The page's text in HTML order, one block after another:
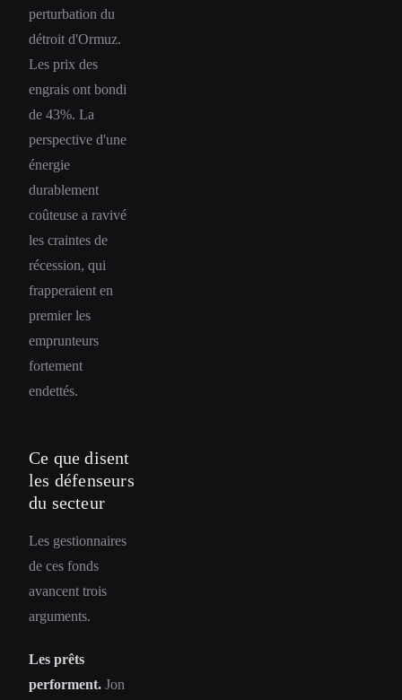
perturbation du
détroit d'Ormuz.
Les prix des
engrais ont bondi
de 43%. La
perspective d'une
énergie
durablement
coûteuse a ravivé
les craintes de
récession, qui
frapperaient en
premier les
emprunteurs
fortement
endettés.
Ce que disent
les défenseurs
du secteur
Les gestionnaires
de ces fonds
avancent trois
arguments.
Les prêts
performent. Jon